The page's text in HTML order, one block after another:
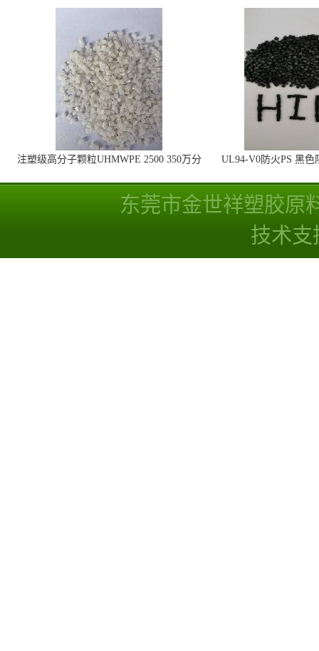
注塑级高分子颗粒UHMWPE 2500 350万分
子量 高耐磨 耐化学
线
东莞市金世祥塑胶原
技术